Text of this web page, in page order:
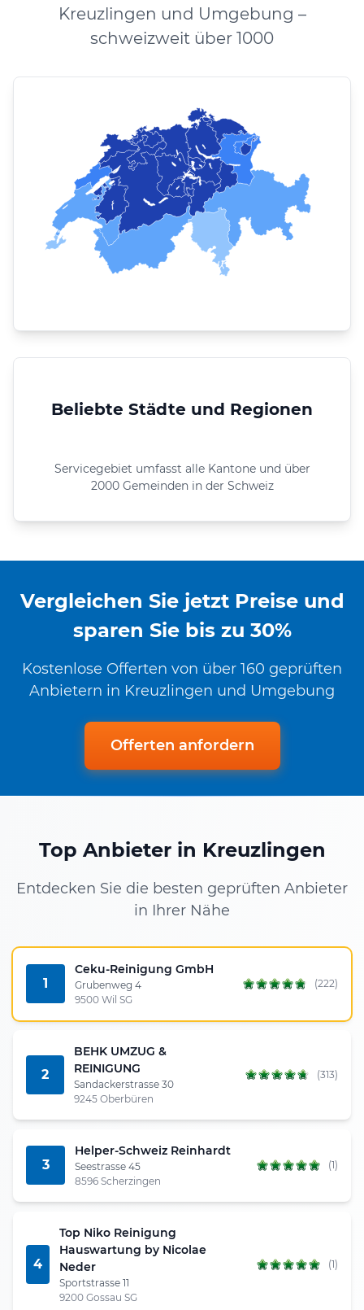
Kreuzlingen und Umgebung –
schweizweit über 1000
Beliebte Städte und Regionen
Servicegebiet umfasst alle Kantone und über
2000 Gemeinden in der Schweiz
Vergleichen Sie jetzt Preise und
sparen Sie bis zu 30%
Kostenlose Offerten von über 160 geprüften
Anbietern in Kreuzlingen und Umgebung
Offerten anfordern
Top Anbieter in Kreuzlingen
Entdecken Sie die besten geprüften Anbieter
in Ihrer Nähe
1
Ceku-Reinigung GmbH
Grubenweg 4
9500 Wil SG
(222)
2
BEHK UMZUG &
REINIGUNG
Sandackerstrasse 30
9245 Oberbüren
(313)
3
Helper-Schweiz Reinhardt
Seestrasse 45
8596 Scherzingen
(1)
4
Top Niko Reinigung
Hauswartung by Nicolae
Neder
Sportstrasse 11
9200 Gossau SG
(1)